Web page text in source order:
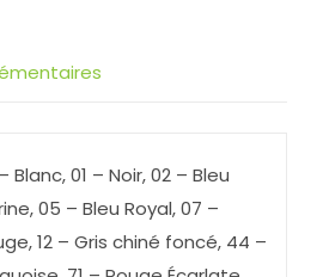
Blanc, 01 – Noir, 02 – Bleu
05 – Bleu Royal, 07 –
12 – Gris chiné foncé, 44 –